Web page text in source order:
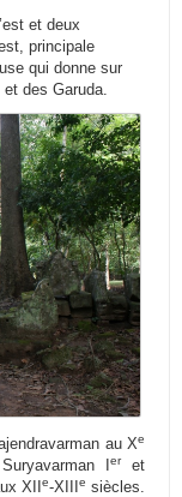
et deux
principale
qui donne sur
des Garuda.
au Xe
Ieret
XII
e-XIII e siècles.